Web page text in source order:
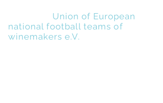
Union of European
national football teams of
winemakers e.V.